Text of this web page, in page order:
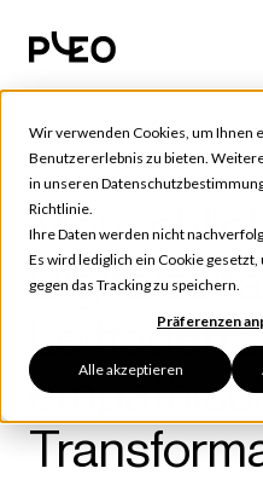
Wir verwenden Cookies, um Ihnen
Benutzererlebnis zu bieten.
in unseren
Richtlinie.
Ihre Daten werden nicht
Es wird lediglich ein Cookie
gegen das Tracking zu speichern.
Präferenzen
Alle akzeptieren
Future of Finance
Leitfaden